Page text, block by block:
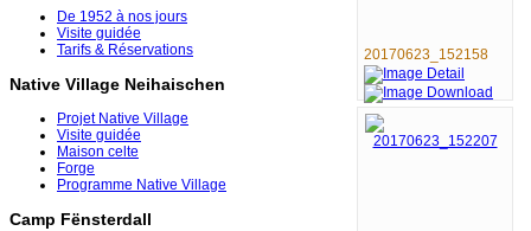
De 1952 à nos jours
Visite guidée
Tarifs & Réservations
Native Village Neihaischen
Projet Native Village
Visite guidée
Maison celte
Forge
Programme Native Village
Camp Fënsterdall
20170623_152158